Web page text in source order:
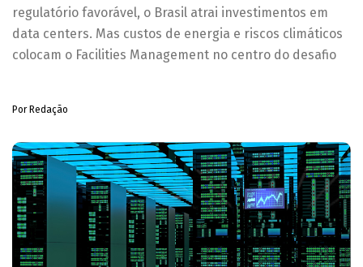
regulatório favorável, o Brasil atrai investimentos em
data centers. Mas custos de energia e riscos climáticos
colocam o Facilities Management no centro do desafio
Por Redação